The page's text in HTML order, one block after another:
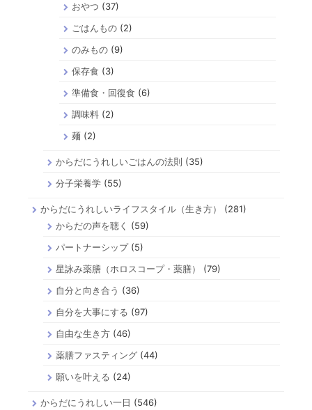
おやつ (37)
ごはんもの(2)
のみもの(9)
保存食 (3)
準備食・回復食 (6)
調味料(2)
麺 (2)
からだにうれしいごはんの法則 (35)
分子栄養学 (55)
からだにうれしいライフスタイル（生き方）
(281)
からだの声を聴く
(59)
パートナーシップ(5)
星詠み薬膳（ホロスコープ・薬膳）
(79)
自分と向き合う (36)
自分を大事にする (97)
自由な生き方 (46)
薬膳ファスティング (44)
願いを叶える (24)
からだにうれしい一日 (546)